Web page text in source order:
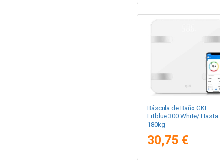
Báscula de Baño GKL
Fitblue 300 White/ Hasta
180kg
30,75 €